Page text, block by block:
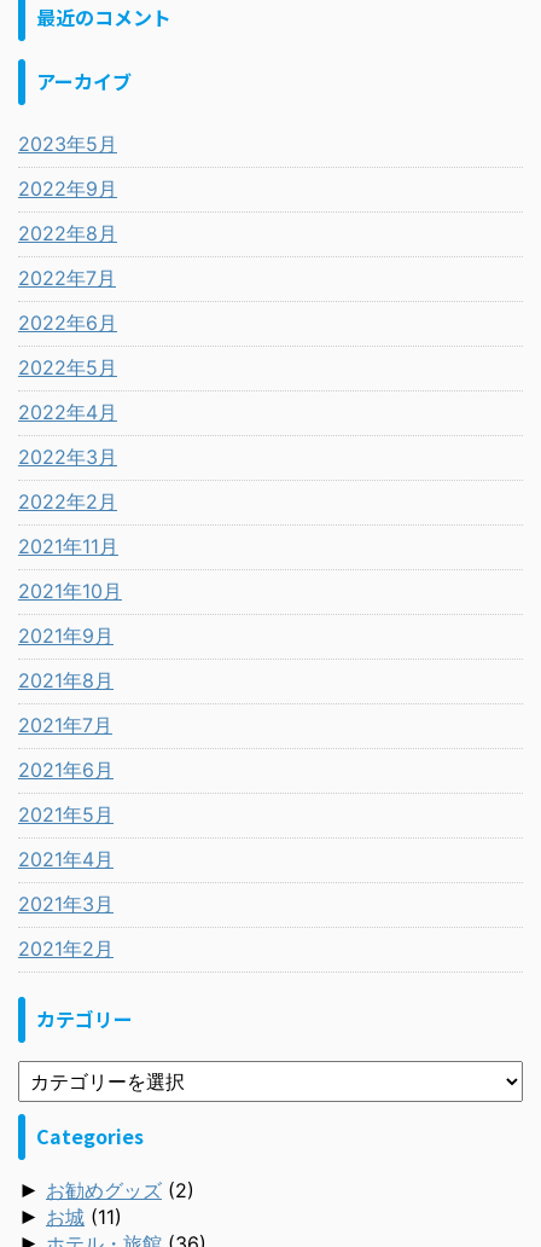
最近のコメント
アーカイブ
2023年5月
2022年9月
2022年8月
2022年7月
2022年6月
2022年5月
2022年4月
2022年3月
2022年2月
2021年11月
2021年10月
2021年9月
2021年8月
2021年7月
2021年6月
2021年5月
2021年4月
2021年3月
2021年2月
カテゴリー
Categories
► お勧めグッズ (2)
► お城 (11)